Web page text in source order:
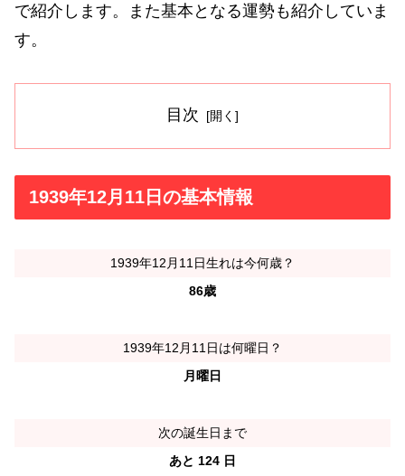
で紹介します。また基本となる運勢も紹介していま
す。
目次
1939年12月11日の基本情報
1939年12月11日生れは今何歳？
86歳
1939年12月11日は何曜日？
月曜日
次の誕生日まで
あと 124 日